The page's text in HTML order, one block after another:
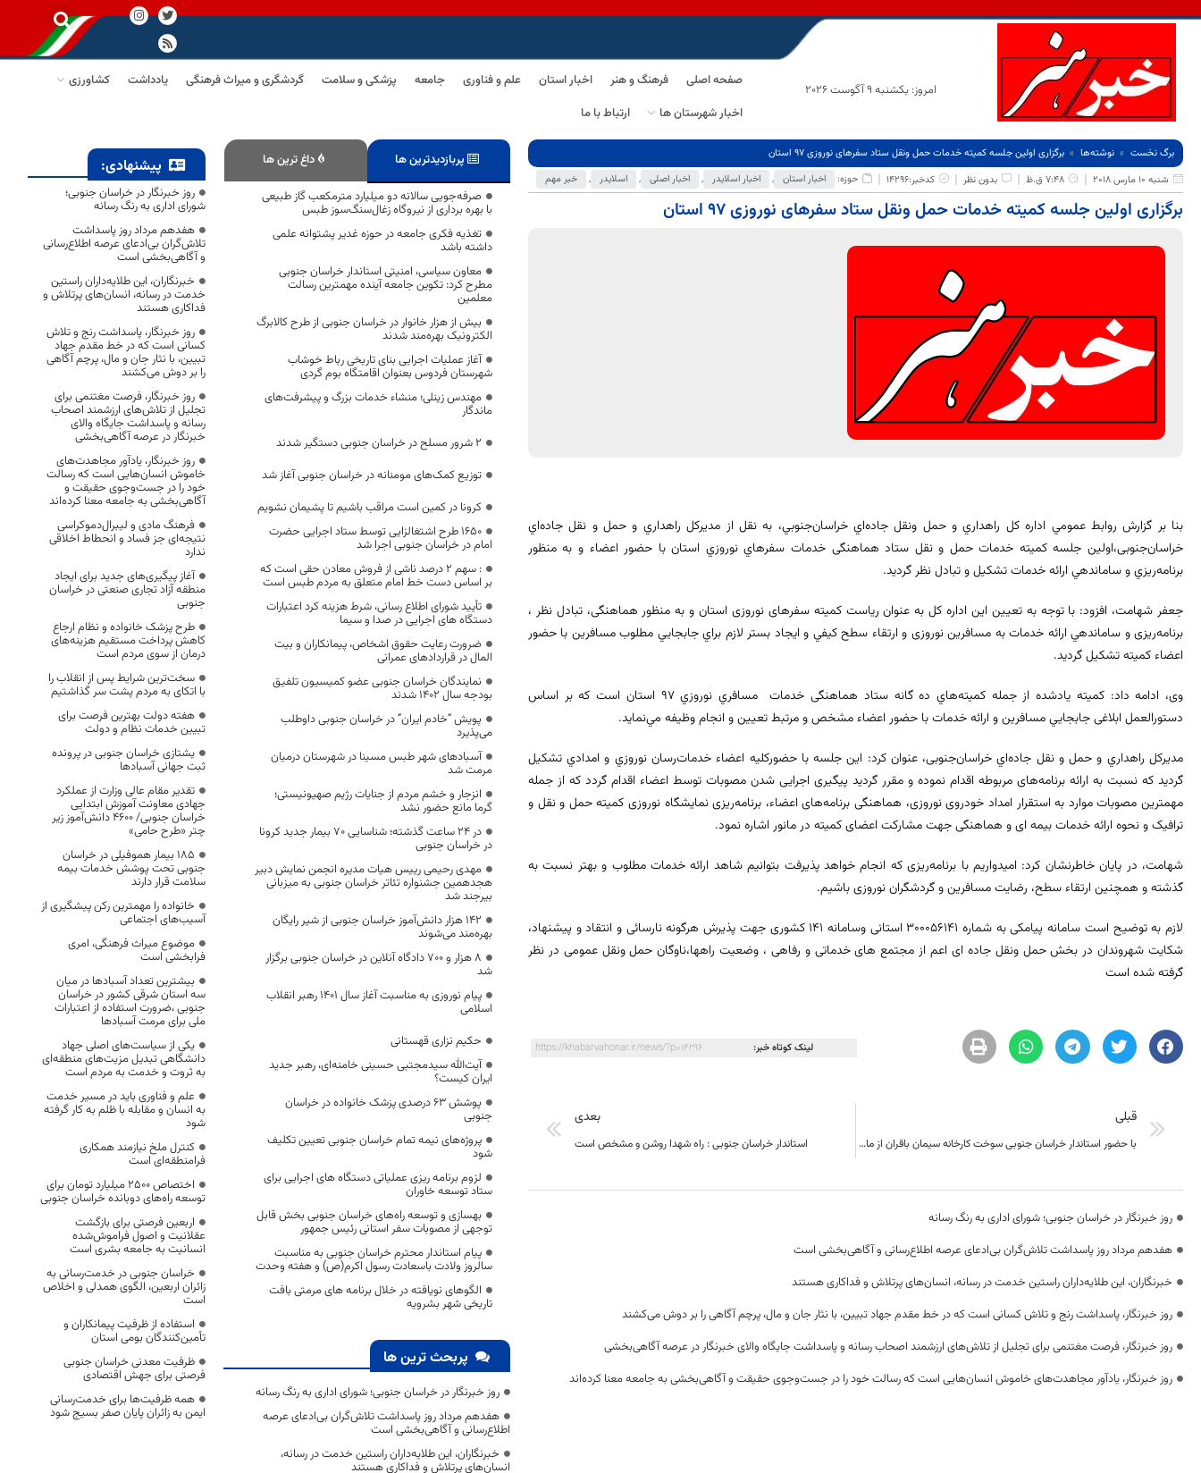
امروز: یکشنبه 9 آگوست 2026
صفحه اصلی فرهنگ و هنر اخبار استان علم و فناوری جامعه پزشکی و سلامت گردشگری و میراث فرهنگی یادداشت
کشاورزی
اخبار شهرستان ها
ارتباط با ما
برگ نخست نوشته‌ها
برگزاری اولین جلسه کمیته خدمات حمل ونقل ستاد سفرهای نوروزی 97 استان
شنبه 10 مارس 2018
7:48 ق.ظ بدون نظر کدخبر:14296 حوزه: اخبار استان , اخبار اسلایدر , اخبار اصلی , اسلایدر , خبر مهم
برگزاری اولین جلسه کمیته خدمات حمل ونقل ستاد سفرهای نوروزی 97 استان
بنا بر گزارش روابط عمومي اداره كل راهداري و حمل ونقل جاده‌اي خراسان‌جنوبي، به نقل از مديركل راهداري و حمل و نقل جاده‌اي
خراسان‌جنوبی،اولين جلسه كميته خدمات حمل و نقل ستاد هماهنگی خدمات سفرهاي نوروزي استان با حضور اعضاء و به منظور
برنامه‌ريزي و ساماندهي ارائه خدمات تشكيل و تبادل نظر گرديد.
جعفر شهامت، افزود: با توجه به تعيين اين اداره كل به عنوان ریاست كميته سفرهای نوروزی استان و به منظور هماهنگی، تبادل نظر ،
برنامه‌ریزی و ساماندهي ارائه خدمات به مسافرين نوروزی و ارتقاء سطح كيفي و ايجاد بستر لازم براي جابجايي مطلوب مسافرين با حضور
اعضاء کمیته تشكيل گردید.
وی، ادامه داد: كميته يادشده از جمله كميته‌هاي ده گانه ستاد هماهنگی خدمات مسافري نوروزي 97 استان است كه بر اساس
دستورالعمل ابلاغی جابجايي مسافرين و ارائه خدمات با حضور اعضاء مشخص و مرتبط تعيين و انجام وظيفه مي‌نمايد.
مديركل راهداري و حمل و نقل جاده‌اي خراسان‌جنوبی، عنوان کرد: اين جلسه با حضوركليه اعضاء خدمات‌رسان نوروزي و امدادي تشکیل
گردید که نسبت به ارائه برنامه‌های مربوطه اقدام نموده و مقرر گردید پیگیری اجرایی شدن مصوبات توسط اعضاء اقدام گردد که از جمله
مهمترین مصوبات موارد به استقرار امداد خودروی نوروزی، هماهنگی برنامه‌های اعضاء، برنامه‌ریزی نمایشگاه نوروزی کمیته حمل و نقل و
ترافیک و نحوه ارائه خدمات بیمه ای و هماهنگی جهت مشارکت اعضای کمیته در مانور اشاره نمود.
شهامت، در پایان خاطرنشان کرد: امیدواریم با برنامه‌ریزی که انجام خواهد پذیرفت بتوانیم شاهد ارائه خدمات مطلوب و بهتر نسبت به
گذشته و همچنین ارتقاء سطح، رضایت مسافرین و گردشگران نوروزی باشیم.
لازم به توضیح است سامانه پیامکی به شماره 300056141 استانی وسامانه 141 کشوری جهت پذیرش هرگونه نارسائی و انتقاد و پیشنهاد،
شکایت شهروندان در بخش حمل ونقل جاده ای اعم از مجتمع های خدماتی و رفاهی ، وضعیت راهها،ناوگان حمل ونقل عمومی در نظر
گرفته شده است
لینک کوتاه خبر: https://khabarvahonar.ir/news/?p=14296
قبلی
با حضور استاندار خراسان جنوبی سوخت کارخانه سیمان باقران از مازوت به گاز تغییر یافت
بعدی
استاندار خراسان جنوبی : راه شهدا روشن و مشخص است
روز خبرنگار در خراسان جنوبی؛ شورای اداری به رنگ رسانه
هفدهم مرداد روز پاسداشت تلاش‌گران بی‌ادعای عرصه اطلاع‌رسانی و آگاهی‌بخشی است
خبرنگاران، این طلایه‌داران راستین خدمت در رسانه، انسان‌های پرتلاش و فداکاری هستند
روز خبرنگار، پاسداشت رنج و تلاش کسانی است که در خط مقدم جهاد تبیین، با نثار جان و مال، پرچم آگاهی را بر دوش می‌کشند
روز خبرنگار، فرصت مغتنمی برای تجلیل از تلاش‌های ارزشمند اصحاب رسانه و پاسداشت جایگاه والای خبرنگار در عرصه آگاهی‌بخشی
روز خبرنگار، یادآور مجاهدت‌های خاموش انسان‌هایی است که رسالت خود را در جست‌وجوی حقیقت و آگاهی‌بخشی به جامعه معنا کرده‌اند
پربازدیدترین ها داغ ترین ها
صرفه‌جویی سالانه دو میلیارد مترمکعب گاز طبیعی
با بهره برداری از نیروگاه زغال‌سنگ‌سوز طبس
تغذیه فکری جامعه در حوزه غدیر پشتوانه علمی
داشته باشد
معاون سیاسی، امنیتی استاندار خراسان جنوبی
مطرح کرد: تکوین جامعه آینده مهمترین رسالت
معلمین
بیش از هزار خانوار در خراسان جنوبی از طرح کالابرگ
الکترونیک بهره‌مند شدند
آغاز عملیات اجرایی بنای تاریخی رباط خوشاب
شهرستان فردوس بعنوان اقامتگاه بوم گردی
مهندس زینلی؛ منشاء خدمات بزرگ و پیشرفت‌های
ماندگار
۲ شرور مسلح در خراسان جنوبی دستگیر شدند
توزیع کمک‌های مومنانه در خراسان جنوبی آغاز شد
کرونا در کمین است مراقب باشیم تا پشیمان نشویم
1650 طرح اشتغالزایی توسط ستاد اجرایی حضرت
امام در خراسان جنوبی اجرا شد
: سهم ۲ درصد ناشی از فروش معادن حقی است که
بر اساس دست خط امام متعلق به مردم طبس است
تأیید شورای اطلاع رسانی، شرط هزینه کرد اعتبارات
دستگاه های اجرایی در صدا و سیما
ضرورت رعایت حقوق اشخاص، پیمانکاران و بیت
المال در قراردادهای عمرانی
نمایندگان خراسان جنوبی عضو کمیسیون تلفیق
بودجه سال 1402 شدند
پویش “خادم ایران” در خراسان جنوبی داوطلب
می‌پذیرد
آسبادهای شهر طبس مسینا در شهرستان درمیان
مرمت شد
انزجار و خشم مردم از جنایات رژیم صهیونیستی؛
گرما مانع حضور نشد
در 24 ساعت گذشته؛ شناسایی 70 بیمار جدید کرونا
در خراسان جنوبی
مهدی رحیمی رییس هیات مدیره انجمن نمایش دبیر
هجدهمین جشنواره تئاتر خراسان جنوبی به میزبانی
بیرجند شد
۱۴۲ هزار دانش‌آموز خراسان جنوبی از شیر رایگان
بهره‌مند می‌شوند
۸ هزار و ۷۰۰ دادگاه آنلاین در خراسان جنوبی برگزار
شد
پیام نوروزی به مناسبت آغاز سال ۱۴۰۱ رهبر انقلاب
اسلامی
حکیم نزاری قهستانی
آیت‌الله سیدمجتبی حسینی خامنه‌ای، رهبر جدید
ایران کیست؟
پوشش ۶۳ درصدی پزشک خانواده در خراسان
جنوبی
پروژه‌های نیمه تمام خراسان جنوبی تعیین تکلیف
شود
لزوم برنامه ریزی عملیاتی دستگاه های اجرایی برای
ستاد توسعه خاوران
بهسازی و توسعه راه‌های خراسان جنوبی بخش قابل
توجهی از مصوبات سفر استانی رئیس جمهور
پیام استاندار محترم خراسان جنوبی به مناسبت
سالروز ولادت باسعادت رسول اکرم(ص) و هفته وحدت
الگوهای نویافته در خلال برنامه های مرمتی بافت
تاریخی شهر بشرویه
پربحث ترین ها
روز خبرنگار در خراسان جنوبی؛ شورای اداری به رنگ رسانه
هفدهم مرداد روز پاسداشت تلاش‌گران بی‌ادعای عرصه
اطلاع‌رسانی و آگاهی‌بخشی است
خبرنگاران، این طلایه‌داران راستین خدمت در رسانه،
انسان‌های پرتلاش و فداکاری هستند
پیشنهادی:
روز خبرنگار در خراسان جنوبی؛
شورای اداری به رنگ رسانه
هفدهم مرداد روز پاسداشت
تلاش‌گران بی‌ادعای عرصه اطلاع‌رسانی
و آگاهی‌بخشی است
خبرنگاران، این طلایه‌داران راستین
خدمت در رسانه، انسان‌های پرتلاش و
فداکاری هستند
روز خبرنگار، پاسداشت رنج و تلاش
کسانی است که در خط مقدم جهاد
تبیین، با نثار جان و مال، پرچم آگاهی
را بر دوش می‌کشند
روز خبرنگار، فرصت مغتنمی برای
تجلیل از تلاش‌های ارزشمند اصحاب
رسانه و پاسداشت جایگاه والای
خبرنگار در عرصه آگاهی‌بخشی
روز خبرنگار، یادآور مجاهدت‌های
خاموش انسان‌هایی است که رسالت
خود را در جست‌وجوی حقیقت و
آگاهی‌بخشی به جامعه معنا کرده‌اند
فرهنگ مادی و لیبرال‌دموکراسی
نتیجه‌ای جز فساد و انحطاط اخلاقی
ندارد
آغاز پیگیری‌های جدید برای ایجاد
منطقه آزاد تجاری صنعتی در خراسان
جنوبی
طرح پزشک خانواده و نظام ارجاع
کاهش پرداخت مستقیم هزینه‌های
درمان از سوی مردم است
سخت‌ترین شرایط پس از انقلاب را
با اتکای به مردم پشت سر گذاشتیم
هفته دولت بهترین فرصت برای
تبیین خدمات نظام و دولت
یشتازی خراسان جنوبی در پرونده
ثبت جهانی آسبادها
تقدیر مقام عالی وزارت از عملکرد
جهادی معاونت آموزش ابتدایی
خراسان جنوبی/ ۴۶۰۰ دانش‌آموز زیر
چتر «طرح حامی»
۱۸۵ بیمار هموفیلی در خراسان
جنوبی تحت پوشش خدمات بیمه
سلامت قرار دارند
خانواده را مهمترین رکن پیشگیری از
آسیب‌های اجتماعی
موضوع میراث فرهنگی، امری
فرابخشی است
بیشترین تعداد آسبادها در میان
سه استان شرقی کشور در خراسان
جنوبی ،ضرورت استفاده از اعتبارات
ملی برای مرمت آسبادها
یکی از سیاست‌های اصلی جهاد
دانشگاهی تبدیل مزیت‌های منطقه‌ای
به ثروت و خدمت به مردم است
علم و فناوری باید در مسیر خدمت
به انسان و مقابله با ظلم به کار گرفته
شود
کنترل ملخ نیازمند همکاری
فرامنطقه‌ای است
اختصاص 2500 میلیارد تومان برای
توسعه راه‌های دوبانده خراسان جنوبی
اربعین فرصتی برای بازگشت
عقلانیت و اصول فراموش‌شده
انسانیت به جامعه بشری است
خراسان جنوبی در خدمت‌رسانی به
زائران اربعین، الگوی همدلی و اخلاص
است
استفاده از ظرفیت پیمانکاران و
تأمین‌کنندگان بومی استان
ظرفیت معدنی خراسان جنوبی
فرصتی برای جهش اقتصادی
همه ظرفیت‌ها برای خدمت‌رسانی
ایمن به زائران پایان صفر بسیج شود